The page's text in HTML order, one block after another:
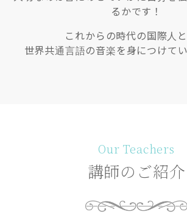
るかです！
これからの時代の国際人
世界共通言語の音楽を身につけてい
Our Teachers
講師のご紹介